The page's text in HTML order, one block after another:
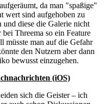
da man "spaßige"
wert sind aufgehoben zu
und diese die Galerie nicht
Threema so ein Feature
müsste man auf die Gefahr
den Nutzern aber dann
bewusst einzugehen.
(iOS)
sich die Geister – ich